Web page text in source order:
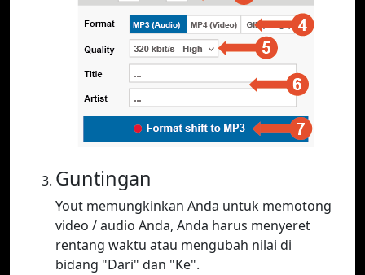
Guntingan
Yout memungkinkan Anda untuk memotong
video / audio Anda, Anda harus menyeret
rentang waktu atau mengubah nilai di
bidang "Dari" dan "Ke".